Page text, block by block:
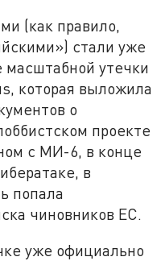
(как правило,
стали уже
утечки
которая выложила
о
проекте
с МИ-6, в конце
в
попала
чиновников ЕС.
уже официально